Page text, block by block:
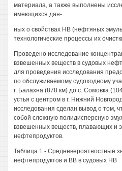
материала, а также выполнены
имеющихся дан-
ных о свойствах НВ (нефтяных
технологические процессы их
Проведено исследование
взвешенных веществ в судовых
для проведения исследования
по обслуживаемому судоходному
г. Балахна (878 км) до с. Сомовка
устья с центром в г. Нижний
исследования сделан вывод о том,
собой сложную полидисперсную
взвешенных веществ, плавающих и
нефтепродуктов.
Таблица 1 - Средневероятностные
нефтепродуктов и ВВ в судовых НВ